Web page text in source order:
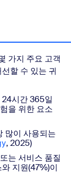
가지 주요 고객
할 수 있는 귀
시간 365일
을 위한 요소
많이 사용되는
, 2025)
는 서비스 품질
지원(47%)이